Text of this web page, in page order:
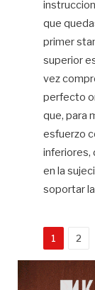
que
primer
superior
vez
perfecto
que, para
esfuerzo
inferiores,
en la
soportar
1 2